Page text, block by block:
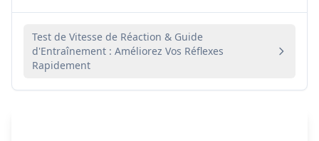
Test de Vitesse de Réaction & Guide
d'Entraînement : Améliorez Vos Réflexes
Rapidement